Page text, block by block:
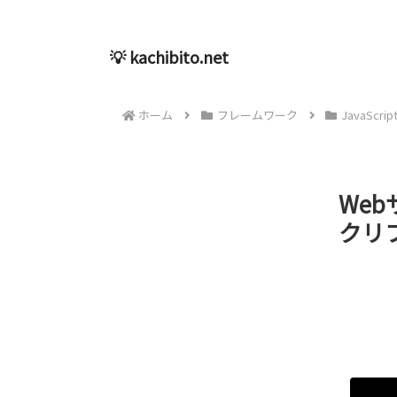
💡 kachibito.net
ホーム フレームワーク JavaScript
Web
クリ